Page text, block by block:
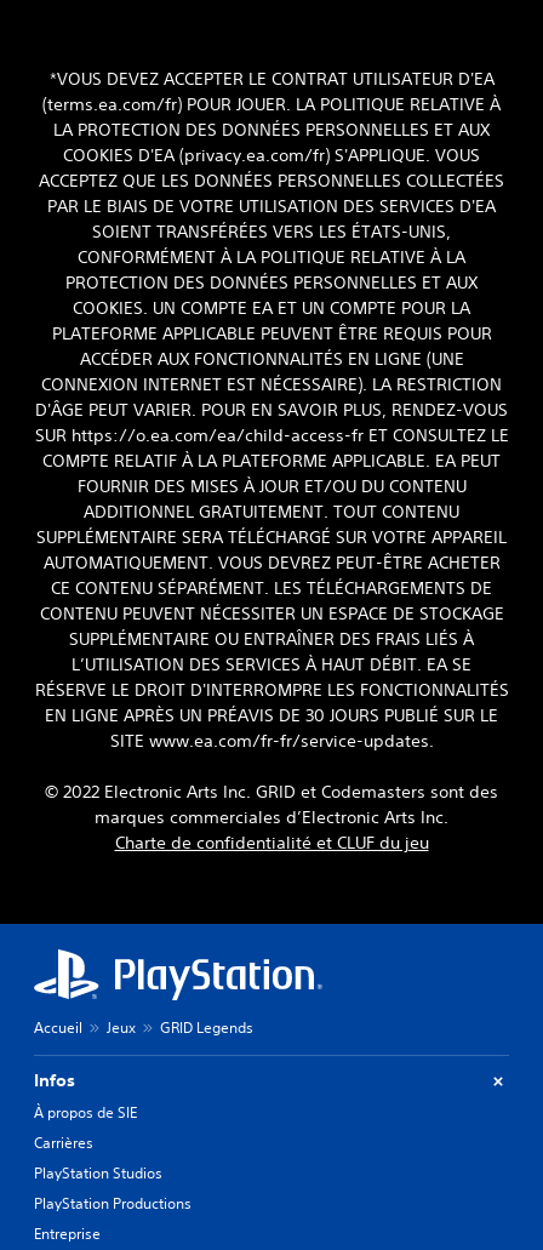
*VOUS DEVEZ ACCEPTER LE CONTRAT UTILISATEUR D'EA
(terms.ea.com/fr) POUR JOUER. LA POLITIQUE RELATIVE À
LA PROTECTION DES DONNÉES PERSONNELLES ET AUX
COOKIES D'EA (privacy.ea.com/fr) S'APPLIQUE. VOUS
ACCEPTEZ QUE LES DONNÉES PERSONNELLES COLLECTÉES
PAR LE BIAIS DE VOTRE UTILISATION DES SERVICES D'EA
SOIENT TRANSFÉRÉES VERS LES ÉTATS-UNIS,
CONFORMÉMENT À LA POLITIQUE RELATIVE À LA
PROTECTION DES DONNÉES PERSONNELLES ET AUX
COOKIES. UN COMPTE EA ET UN COMPTE POUR LA
PLATEFORME APPLICABLE PEUVENT ÊTRE REQUIS POUR
ACCÉDER AUX FONCTIONNALITÉS EN LIGNE (UNE
CONNEXION INTERNET EST NÉCESSAIRE). LA RESTRICTION
D'ÂGE PEUT VARIER. POUR EN SAVOIR PLUS, RENDEZ-VOUS
SUR https://o.ea.com/ea/child-access-fr ET CONSULTEZ LE
COMPTE RELATIF À LA PLATEFORME APPLICABLE. EA PEUT
FOURNIR DES MISES À JOUR ET/OU DU CONTENU
ADDITIONNEL GRATUITEMENT. TOUT CONTENU
SUPPLÉMENTAIRE SERA TÉLÉCHARGÉ SUR VOTRE APPAREIL
AUTOMATIQUEMENT. VOUS DEVREZ PEUT-ÊTRE ACHETER
CE CONTENU SÉPARÉMENT. LES TÉLÉCHARGEMENTS DE
CONTENU PEUVENT NÉCESSITER UN ESPACE DE STOCKAGE
SUPPLÉMENTAIRE OU ENTRAÎNER DES FRAIS LIÉS À
L’UTILISATION DES SERVICES À HAUT DÉBIT. EA SE
RÉSERVE LE DROIT D'INTERROMPRE LES FONCTIONNALITÉS
EN LIGNE APRÈS UN PRÉAVIS DE 30 JOURS PUBLIÉ SUR LE
SITE www.ea.com/fr-fr/service-updates.
© 2022 Electronic Arts Inc. GRID et Codemasters sont des
marques commerciales d’Electronic Arts Inc.
Charte de confidentialité et CLUF du jeu
Accueil Jeux GRID Legends
Infos
À propos de SIE
Carrières
PlayStation Studios
PlayStation Productions
Entreprise